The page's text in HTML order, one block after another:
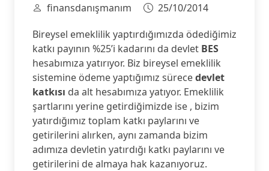
finansdanışmanım
25/10/2014
Bireysel emeklilik yaptırdığımızda ödediğimiz
katkı payının %25’i kadarını da devlet BES
hesabımıza yatırıyor. Biz bireysel emeklilik
sistemine ödeme yaptığımız sürecedevlet
katkısı da alt hesabımıza yatıyor. Emeklilik
şartlarını yerine getirdiğimizde ise , bizim
yatırdığımız toplam katkı paylarını ve
getirilerini alırken, aynı zamanda bizim
adımıza devletin yatırdığı katkı paylarını ve
getirilerini de almaya hak kazanıyoruz.